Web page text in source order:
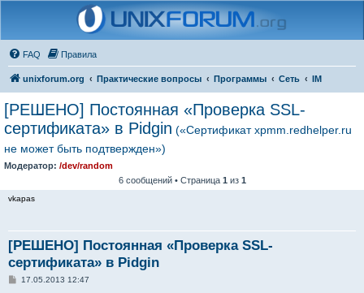
FAQ Правила
unixforum.org Практические вопросы Программы Сеть IM
[РЕШЕНО] Постоянная «Проверка SSL-
сертификата» в Pidgin («Сертификат xpmm.redhelper.ru
не может быть подтвержден»)
Модератор: /dev/random
6 сообщений • Страница 1 из 1
vkapas
[РЕШЕНО] Постоянная «Проверка SSL-
сертификата» в Pidgin
С17.05.2013 12:47